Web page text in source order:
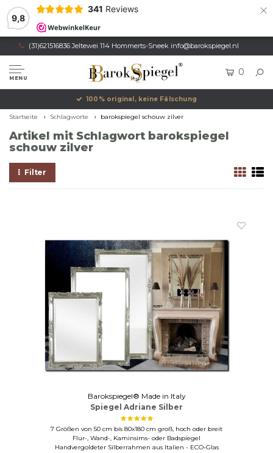
9,8
341 Reviews ×
(31)621516836 Jeltewei 114 Hommerts-Sneek info@barokspiegel.nl
MENU
0
100% original, keine Fälschung
Startseite Schlagworte barokspiegel schouw zilver
Artikel mit Schlagwort barokspiegel
schouw zilver
Filter
Barokspiegel® Made in Italy
Spiegel Adriane Silber
7 Größen von 50 cm bis 80x180 cm groß, hoch oder breit
Flur-, Wand-, Kaminsims- oder Badspiegel
Handvergoldeter Silberrahmen aus Italien - ECO-Glas